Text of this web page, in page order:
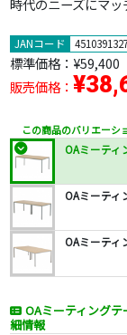
時代のニーズにマ
JANコード
標準価格： ¥59,400
販売価格：
この商品のバリエーシ
OAミーティ
OAミーティ
OAミーティ
OAミーティング
細情報